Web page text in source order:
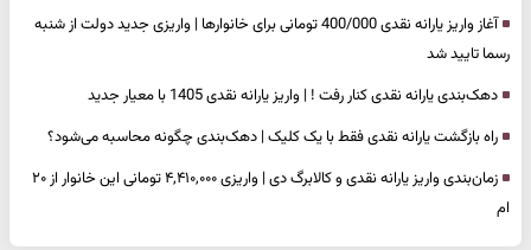
آغاز واریز یارانه نقدی 400/000 تومانی برای خانوارها | واریزی جدید دولت از شنبه
رسما تایید شد
دهک‌بندی یارانه نقدی کنار رفت ! | واریز یارانه نقدی 1405 با معیار جدید
راه بازگشت یارانه نقدی فقط با یک کلیک | دهک‌بندی چگونه محاسبه می‌شود؟
زمان‌بندی واریز یارانه نقدی و کالابرگ دی‌ | واریزی ۴,۴۱۰,۰۰۰ تومانی این خانوار از ۲۰
ام